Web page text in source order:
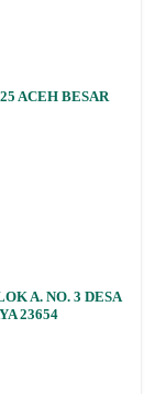
ACEH BESAR
A. NO. 3 DESA
23654